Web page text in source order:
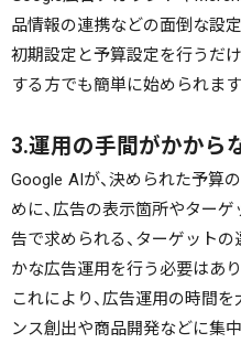
品情報の連携などの面倒な設
初期設定と予算設定を行うだ
する方でも簡単に始められます
3.運用の手間がかから
Google AIが、決められた予算
めに、広告の表示箇所やター
告で求められる、ターゲット
かな広告運用を行う必要はあり
これにより、広告運用の時間
ンス創出や商品開発などに集中